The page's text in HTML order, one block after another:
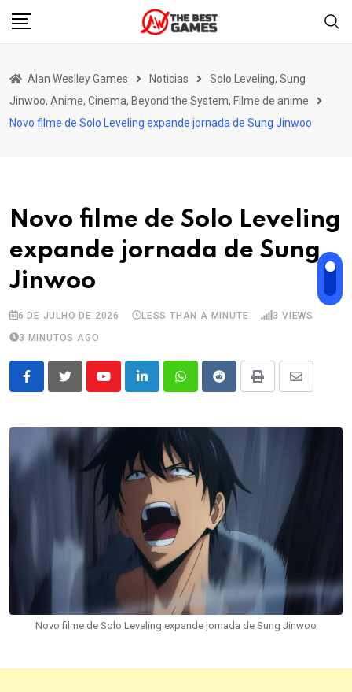
Skip
Alan Weslley Games Noticias
Solo Leveling, Sung
Jinwoo, Anime, Cinema, Beyond the System, Filme de anime
Novo filme de Solo Leveling expande jornada de Sung Jinwoo
Novo filme de Solo Leveling
expande jornada de Sung
Jinwoo
6 DE JULHO DE 2026 LESS THAN A MINUTE 3 VIEWS
3 MINUTOS AGO
YoutubeLinkedInWhatsappRedditPrint
Share
Email
Novo filme de Solo Leveling expande jornada de Sung Jinwoo